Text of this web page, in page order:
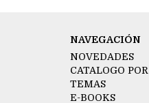
NAVEGACIÓN
NOVEDADES
CATALOGO POR
TEMAS
E-BOOKS